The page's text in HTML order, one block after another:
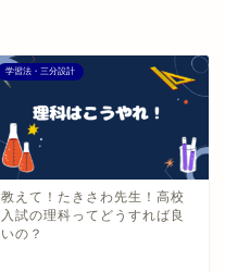
学習法・三分設計
教えて！たきさわ先生！高校
入試の理科ってどうすれば良
いの？